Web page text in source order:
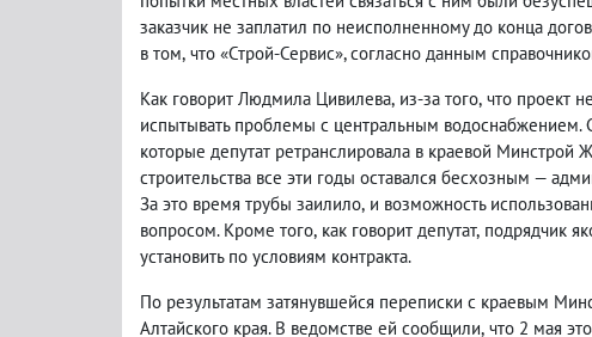
заказчик не заплатил по неисполненному до конца
в том, что «Строй-Сервис», согласно данным
Как говорит Людмила Цивилева, из-за того, что проект
испытывать проблемы с центральным водоснабжением.
которые депутат ретранслировала в краевой Минстрой
строительства все эти годы оставался бесхозным —
За это время трубы заилило, и возможность
вопросом. Кроме того, как говорит депутат, подрядчик
установить по условиям контракта.
По результатам затянувшейся переписки с краевым
Алтайского края. В ведомстве ей сообщили, что 2 мая